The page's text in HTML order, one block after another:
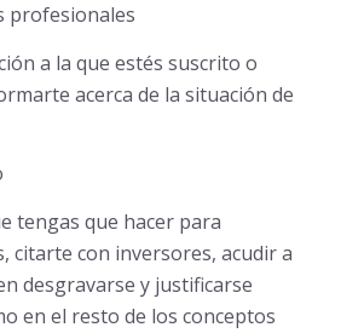
profesionales
a la que estés suscrito o
acerca de la situación de
tengas que hacer para
citarte con inversores, acudir a
desgravarse y justificarse
en el resto de los conceptos